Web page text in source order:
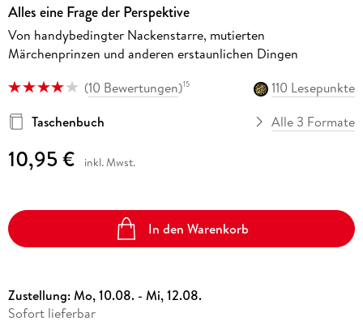
Alles eine Frage der Perspektive
Von handybedingter Nackenstarre, mutierten
Märchenprinzen und anderen erstaunlichen Dingen
(10 Bewertungen)15
110 Lesepunkte
Taschenbuch
Alle 3 Formate
10,95 € inkl. Mwst.
In den Warenkorb
Zustellung:Mo, 10.08. - Mi, 12.08.
Sofort lieferbar